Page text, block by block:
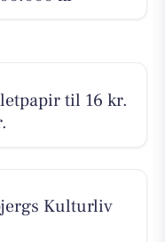
til 16 kr.
Kulturliv